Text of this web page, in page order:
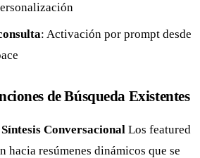
: Activación por prompt desde
de Búsqueda Existentes
Conversacional Los featured
hacia resúmenes dinámicos que se